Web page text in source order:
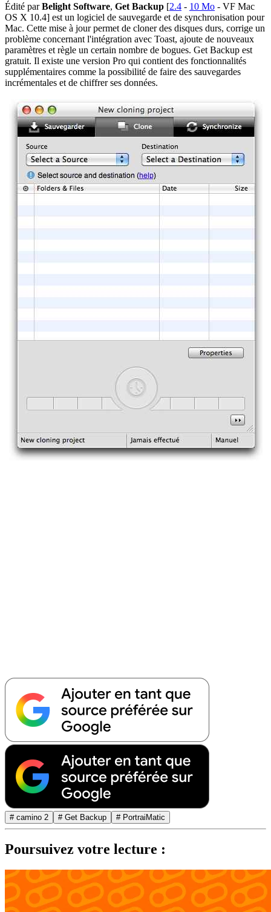
Édité parBelight Software, Get Backup [2.4 - 10 Mo - VF Mac
OS X 10.4] est un logiciel de sauvegarde et de synchronisation pour
Mac. Cette mise à jour permet de cloner des disques durs, corrige un
problème concernant l'intégration avec Toast, ajoute de nouveaux
paramètres et règle un certain nombre de bogues. Get Backup est
gratuit. Il existe une version Pro qui contient des fonctionnalités
supplémentaires comme la possibilité de faire des sauvegardes
incrémentales et de chiffrer ses données.
# camino 2 # Get Backup # PortraiMatic
Poursuivez votre lecture :